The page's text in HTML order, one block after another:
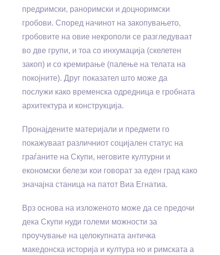
предримски, раноримски и доцноримски
гробови. Според начинот на закопувањето,
гробовите на овие некрополи се разгледуваат
во две групи, и тоа со инхумација (скелетен
закоп) и со кремирање (палење на телата на
покојните). Друг показател што може да
послужи како временска одредница е гробната
архитектура и конструкција.
Пронајдените материјали и предмети го
покажуваат различниот социјален статус на
граѓаните на Скупи, неговите културни и
економски белези кои говорат за еден град како
значајна станица на патот Виа Егнатиа.
Врз основа на изложеното може да се предочи
дека Скупи нуди големи можности за
проучување на целокупната античка
македонска историја и култура но и римската а